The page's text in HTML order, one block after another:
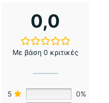
0,0
Με βάση 0 κριτικές
5
0%